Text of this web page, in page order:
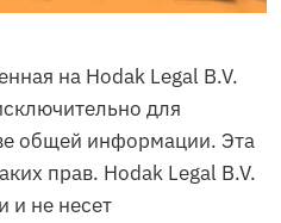
на Hodak Legal B.V.
для
общей информации. Эта
прав. Hodak Legal B.V.
и не несет